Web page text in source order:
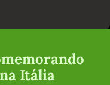
Itália